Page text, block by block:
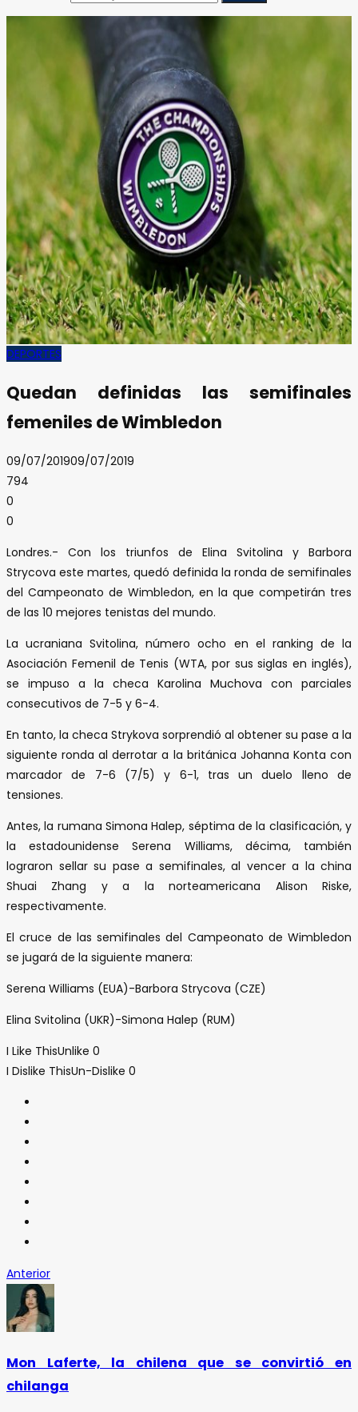
DEPORTES
Quedan definidas las semifinales
femeniles de Wimbledon
09/07/201909/07/2019
794
0
0
Londres.- Con los triunfos de Elina Svitolina y Barbora
Strycova este martes, quedó definida la ronda de semifinales
del Campeonato de Wimbledon, en la que competirán tres
de las 10 mejores tenistas del mundo.
La ucraniana Svitolina, número ocho en el ranking de la
Asociación Femenil de Tenis (WTA, por sus siglas en inglés),
se impuso a la checa Karolina Muchova con parciales
consecutivos de 7-5 y 6-4.
En tanto, la checa Strykova sorprendió al obtener su pase a la
siguiente ronda al derrotar a la británica Johanna Konta con
marcador de 7-6 (7/5) y 6-1, tras un duelo lleno de
tensiones.
Antes, la rumana Simona Halep, séptima de la clasificación, y
la estadounidense Serena Williams, décima, también
lograron sellar su pase a semifinales, al vencer a la china
Shuai Zhang y a la norteamericana Alison Riske,
respectivamente.
El cruce de las semifinales del Campeonato de Wimbledon
se jugará de la siguiente manera:
Serena Williams (EUA)-Barbora Strycova (CZE)
Elina Svitolina (UKR)-Simona Halep (RUM)
I Like ThisUnlike 0
I Dislike ThisUn-Dislike 0
Anterior
Mon Laferte, la chilena que se convirtió en
chilanga